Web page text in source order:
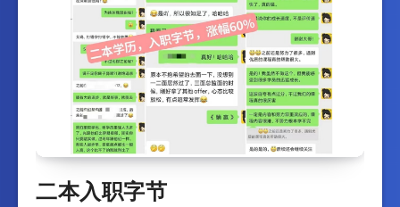
二本入职字节